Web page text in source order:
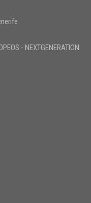
- NEXTGENERATION